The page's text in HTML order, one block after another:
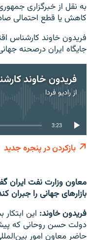
به نقل از خبرگزاری
کاهش یا قطع احتمالی
فریدون خاوند کارشناس
جایگاه ایران درصحنه
ازرادیو فردا
3:23
بازکردن در پنجره جدید
معاون وزارت نفت
بازارهای جهانی را جبران
فریدون خاوند: این
دولت حسن روحانی که
حاضر معاون امور